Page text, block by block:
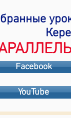
Facebook
YouTube